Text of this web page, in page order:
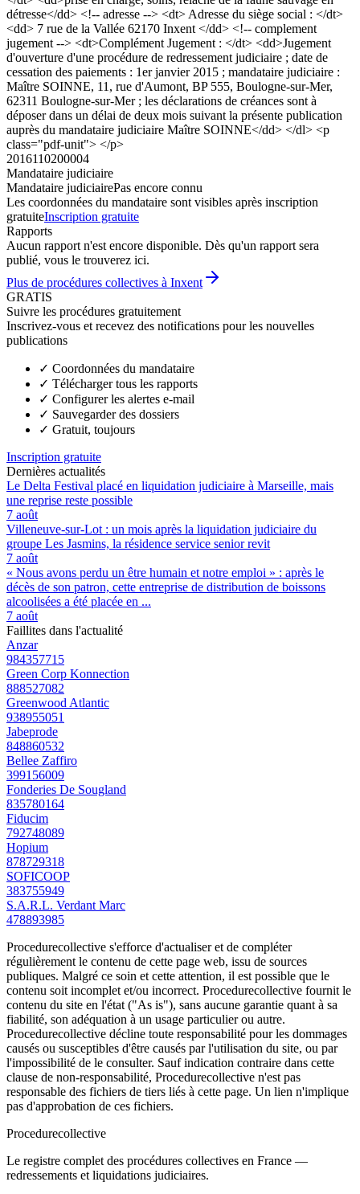
détresse</dd> <!-- adresse --> <dt> Adresse du siège social : </dt>
<dd> 7 rue de la Vallée 62170 Inxent </dd> <!-- complement
jugement --> <dt>Complément Jugement : </dt> <dd>Jugement
d'ouverture d'une procédure de redressement judiciaire ; date de
cessation des paiements : 1er janvier 2015 ; mandataire judiciaire :
Maître SOINNE, 11, rue d'Aumont, BP 555, Boulogne-sur-Mer,
62311 Boulogne-sur-Mer ; les déclarations de créances sont à
déposer dans un délai de deux mois suivant la présente publication
auprès du mandataire judiciaire Maître SOINNE</dd> </dl> <p
class="pdf-unit"> </p>
2016110200004
Mandataire judiciaire
Mandataire judiciairePas encore connu
Les coordonnées du mandataire sont visibles après inscription
gratuiteInscription gratuite
Rapports
Aucun rapport n'est encore disponible. Dès qu'un rapport sera
publié, vous le trouverez ici.
Plus de procédures collectives à Inxent
GRATIS
Suivre les procédures gratuitement
Inscrivez-vous et recevez des notifications pour les nouvelles
publications
✓ Coordonnées du mandataire
✓ Télécharger tous les rapports
✓ Configurer les alertes e-mail
✓ Sauvegarder des dossiers
✓ Gratuit, toujours
Inscription gratuite
Dernières actualités
Le Delta Festival placé en liquidation judiciaire à Marseille, mais
une reprise reste possible
7 août
Villeneuve-sur-Lot : un mois après la liquidation judiciaire du
groupe Les Jasmins, la résidence service senior revit
7 août
« Nous avons perdu un être humain et notre emploi » : après le
décès de son patron, cette entreprise de distribution de boissons
alcoolisées a été placée en ...
7 août
Faillites dans l'actualité
Anzar
984357715
Green Corp Konnection
888527082
Greenwood Atlantic
938955051
Jabeprode
848860532
Bellee Zaffiro
399156009
Fonderies De Sougland
835780164
Fiducim
792748089
Hopium
878729318
SOFICOOP
383755949
S.A.R.L. Verdant Marc
478893985
Procedurecollective s'efforce d'actualiser et de compléter
régulièrement le contenu de cette page web, issu de sources
publiques. Malgré ce soin et cette attention, il est possible que le
contenu soit incomplet et/ou incorrect. Procedurecollective fournit le
contenu du site en l'état ("As is"), sans aucune garantie quant à sa
fiabilité, son adéquation à un usage particulier ou autre.
Procedurecollective décline toute responsabilité pour les dommages
causés ou susceptibles d'être causés par l'utilisation du site, ou par
l'impossibilité de le consulter. Sauf indication contraire dans cette
clause de non-responsabilité, Procedurecollective n'est pas
responsable des fichiers de tiers liés à cette page. Un lien n'implique
pas d'approbation de ces fichiers.
Procedurecollective
Le registre complet des procédures collectives en France —
redressements et liquidations judiciaires.